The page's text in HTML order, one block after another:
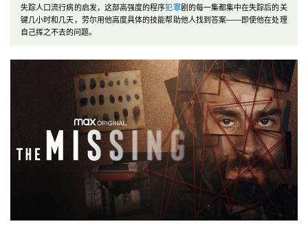
失踪人口流行病的启发，这部高强度的程序犯罪剧的每一集都集中在失踪后的关
键几小时和几天，劳尔用他高度具体的技能帮助他人找到答案——即使他在处理
自己挥之不去的问题。